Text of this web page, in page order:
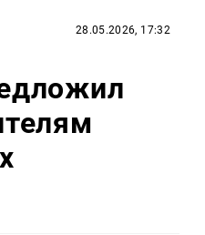
28.05.2026, 17:32